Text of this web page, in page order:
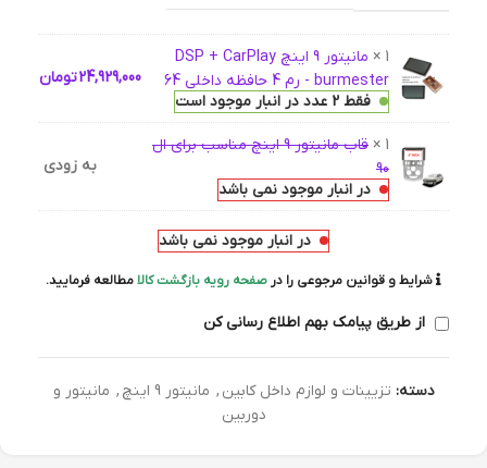
1 ×
مانیتور 9 اینچ DSP + CarPlay
burmester - رم 4 حافظه داخلی 64
فقط 2 عدد در انبار موجود است
24,929,000تومان
1 ×
قاب مانیتور 9 اینچ مناسب برای ال
90
در انبار موجود نمی باشد
به زودی
در انبار موجود نمی باشد
شرایط و قوانین مرجوعی را درصفحه رویه بازگشت کالامطالعه فرمایید.
از طریق پیامک بهم اطلاع رسانی کن
دسته: تزیینات و لوازم داخل کابین , مانیتور 9 اینچ , مانیتور و
دوربین